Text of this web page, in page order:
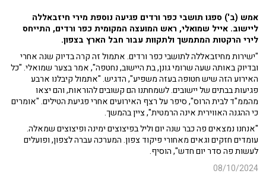
אמש (ב') ספגו תושבי כפר ורדים פגיעה נוספת מירי חיזבאללה
ליישוב. אייל שמואלי, ראש המועצה המקומית כפר ורדים, התייחס
לירי הרקטות המתמשך ולתקוות עבור חבל הארץ בצפון.
"ישירות מחיזבאללה לתושבי כפר ורדים. אתמול זה קרה בדיוק שנה אחרי
ובדיוק באותה שעה שרומי גונן, בת היישוב, נחטפה", אמר בצער שמואלי. "כל
האירוע הזה שיש חטופה בעזה משפיע", הדגיש. "אתמול קיבלנו ארבע
פגיעות בבתים של יישובים. לשמחתנו הם קשובים להוראות, והם יצאו
מהממ"ד לבית הרוס", סיפר על רצף האירועים אחרי פגיעת הטילים. "אומרים
כי ההגנה האווירית אינה הרמטית", ציין בהמשך.
"אנחנו נמצאים פה כבר שנה יום וליל בפיצוצים ימינה ופיצוצים שמאלה.
עומדים חזקים וגאים מאחורי פיקוד צפון. המערכה עברה לצפון, ופועלים
לעשות פה סדר יום חדש", הוסיף.
08/10/2024